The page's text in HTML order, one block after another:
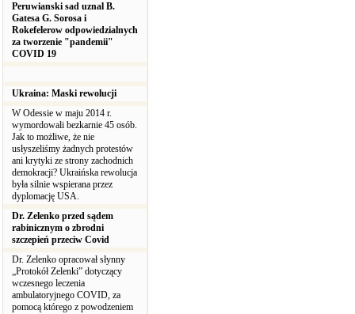
Peruwianski sad uznal B.
Gatesa G. Sorosa i
Rokefelerow odpowiedzialnych
za tworzenie "pandemii"
COVID 19
Ukraina: Maski rewolucji
W Odessie w maju 2014 r.
wymordowali bezkarnie 45 osób.
Jak to możliwe, że nie
usłyszeliśmy żadnych protestów
ani krytyki ze strony zachodnich
demokracji? Ukraińska rewolucja
była silnie wspierana przez
dyplomację USA.
Dr. Zelenko przed sądem
rabinicznym o zbrodni
szczepień przeciw Covid
Dr. Zelenko opracował słynny
„Protokół Zelenki” dotyczący
wczesnego leczenia
ambulatoryjnego COVID, za
pomocą którego z powodzeniem